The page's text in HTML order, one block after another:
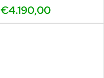
€4.190,00